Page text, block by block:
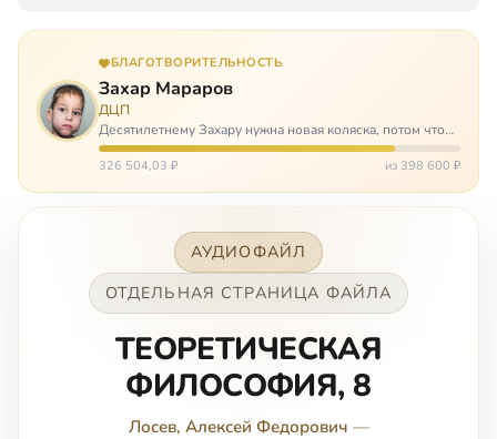
БЛАГОТВОРИТЕЛЬНОСТЬ
Захар Мараров
ДЦП
Десятилетнему Захару нужна новая коляска, потом что
старая сломалась. А без коляски он не сможет не только
просто выходить из дома, но и продолжать лечение в
326 504,03 ₽ из 398 600 ₽
АУДИОФАЙЛ
ОТДЕЛЬНАЯ СТРАНИЦА ФАЙЛА
ТЕОРЕТИЧЕСКАЯ
ФИЛОСОФИЯ, 8
Лосев, Алексей Федорович —